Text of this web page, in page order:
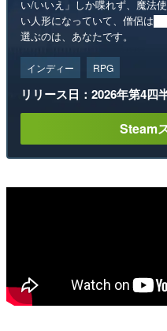
い/いいえ」しか喋れず、魔法
い人形になっていて、僧侶は
選ぶのは、あなたです。
インディー RPG
リリース日：2026年第4四
Steam